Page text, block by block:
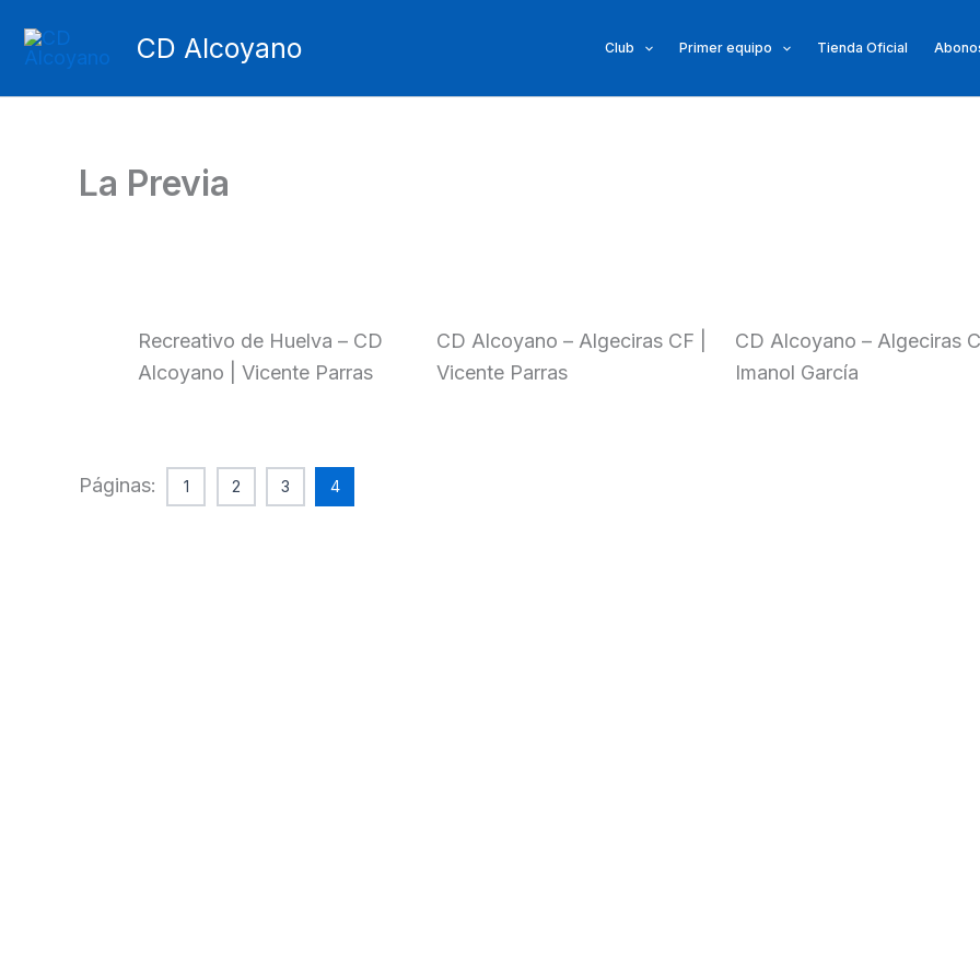
CD Alcoyano Club Primer equipo Tienda Oficial
La Previa
Recreativo de Huelva – CD
Alcoyano | Vicente Parras
CD Alcoyano – Algeciras CF |
Vicente Parras
CD Alcoyano – Algeciras
Imanol García
Páginas: 1 2 3 4